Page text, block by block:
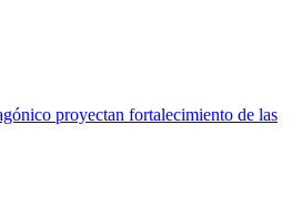
proyectan fortalecimiento de las